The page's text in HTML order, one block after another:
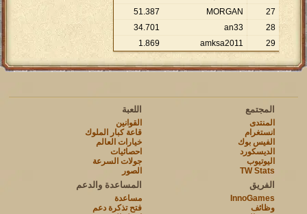
27
MORGAN
51.387
28
an33
34.701
29
amksa2011
1.869
اللعبة
القوانين
قاعة كبار الملوك
خيارات العالم
احصائيات
جولات السرعة
الصور
المجتمع
المنتدى
انستغرام
الفيس بوك
الديسكورد
اليوتيوب
TW Stats
المساعدة والدعم
مساعدة
فتح تذكرة دعم
الفريق
InnoGames
وظائف